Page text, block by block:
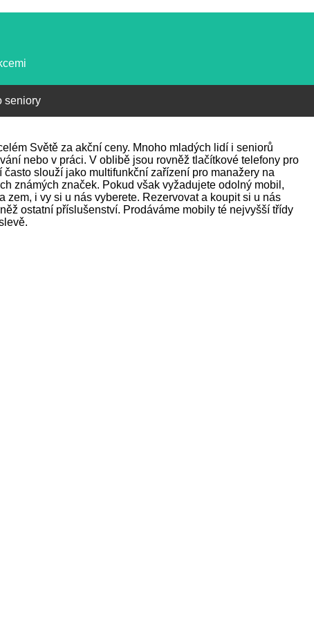
seniory
Světě za akční ceny. Mnoho mladých lidí i seniorů
nebo v práci. V oblibě jsou rovněž tlačítkové telefony pro
slouží jako multifunkční zařízení pro manažery na
známých značek. Pokud však vyžadujete odolný mobil,
i vy si u nás vyberete. Rezervovat a koupit si u nás
ostatní příslušenství. Prodáváme mobily té nejvyšší třídy